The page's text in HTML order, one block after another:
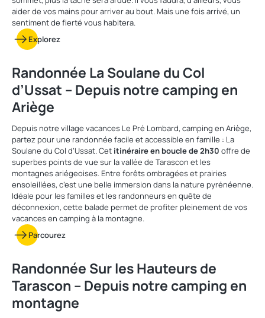
aider de vos mains pour arriver au bout. Mais une fois arrivé, un
sentiment de fierté vous habitera.
Explorez
Randonnée La Soulane du Col
d’Ussat – Depuis notre camping en
Ariège
Depuis notre village vacances Le Pré Lombard, camping en Ariège,
partez pour une randonnée facile et accessible en famille : La
Soulane du Col d’Ussat. Cet itinéraire en boucle de 2h30 offre de
superbes points de vue sur la vallée de Tarascon et les
montagnes ariégeoises. Entre forêts ombragées et prairies
ensoleillées, c’est une belle immersion dans la nature pyrénéenne.
Idéale pour les familles et les randonneurs en quête de
déconnexion, cette balade permet de profiter pleinement de vos
vacances en camping à la montagne.
Parcourez
Randonnée Sur les Hauteurs de
Tarascon – Depuis notre camping en
montagne